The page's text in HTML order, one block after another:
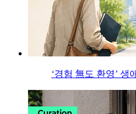
‘경험 無도 환영’ 생